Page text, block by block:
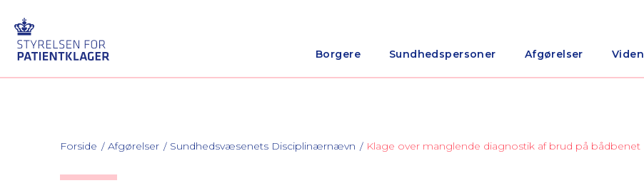
Borgere Sundhedspersoner Afgørelser Viden
Forside Afgørelser Sundhedsvæsenets Disciplinærnævn Klage over manglende diagnostik af brud på bådbenet